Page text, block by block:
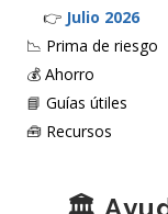
👉 Julio 2026
📉 Prima de riesgo
💰 Ahorro
📘 Guías útiles
🧰 Recursos